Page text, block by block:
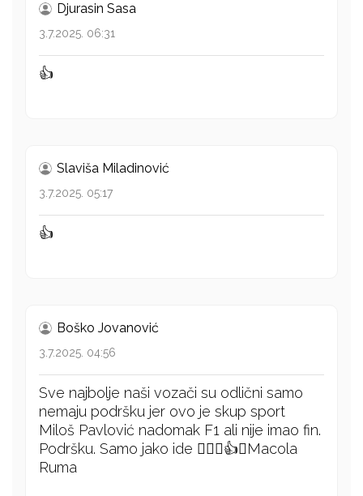
Djurasin Sasa
3.7.2025. 06:31
👍
Slaviša Miladinović
3.7.2025. 05:17
👍
Boško Jovanović
3.7.2025. 04:56
Sve najbolje naši vozači su odlični samo
nemaju podršku jer ovo je skup sport
Miloš Pavlović nadomak F1 ali nije imao fin.
Podršku. Samo jako ide ❤️‍🔥💪👍🔨Macola
Ruma